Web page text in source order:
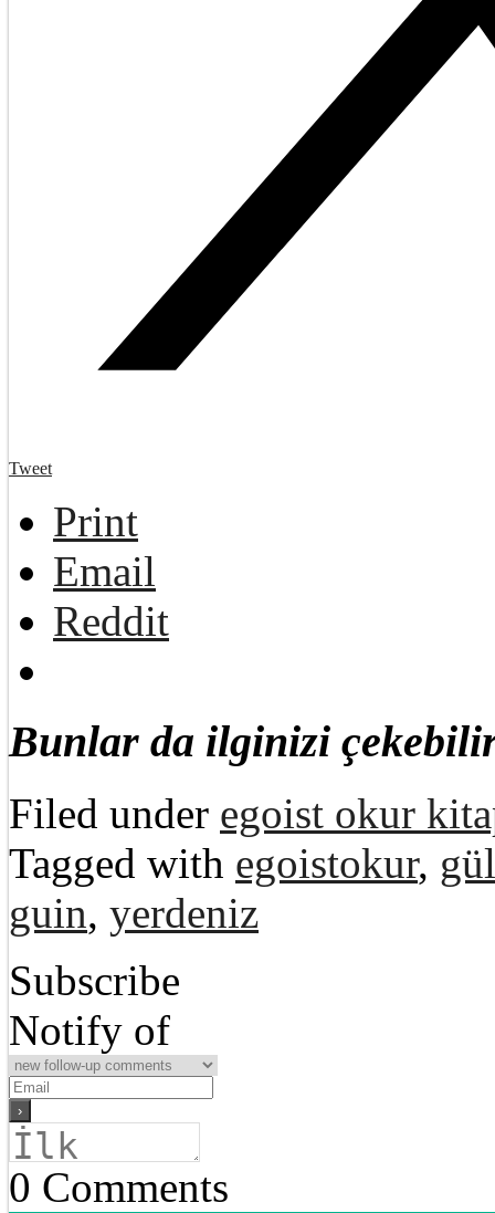
Tweet
Print
Email
Reddit
Bunlar da ilginizi
Filed under egoist okur
Tagged with egoistokur,
guin, yerdeniz
Subscribe
Notify of
0 Comments